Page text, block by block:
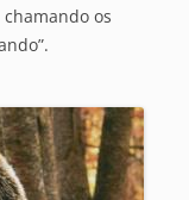
os